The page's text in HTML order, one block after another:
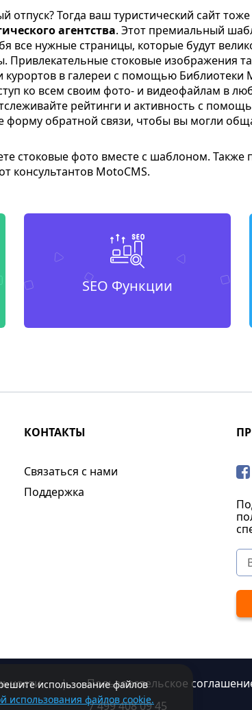
отпуск? Тогда ваш туристический сайт
агентства. Этот премиальный
все нужные страницы, которые будут
Привлекательные стоковые изображения
курортов в галереи с помощью
ко всем своим фото- и видеофайлам в
рейтинги и активность с
форму обратной связи, чтобы вы могли
стоковые фото вместе с шаблоном.
консультантов MotoCMS.
SEO Функции
использование файлов
использования файлов cookie.
КОНТАКТЫ
Связаться с нами
Поддержка
| Пользовательское
7 499 408 09 45